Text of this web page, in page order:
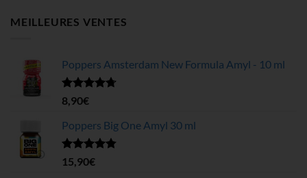
MEILLEURES VENTES
Poppers Amsterdam New Formula Amyl - 10 ml
Note4.68
sur 5
8,90€
Poppers Big One Amyl 30 ml
Note4.78
sur 5
15,90€